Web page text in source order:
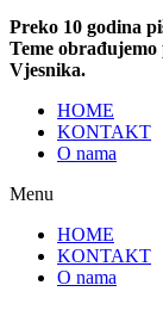
Preko 10 godina
Teme
Vjesnika.
HOME
KONTAKT
O nama
Menu
HOME
KONTAKT
O nama